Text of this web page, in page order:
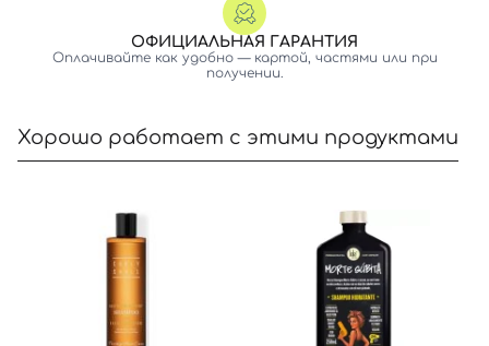
ОФИЦИАЛЬНАЯ ГАРАНТИЯ
Оплачивайте как удобно — картой, частями или при
получении.
Хорошо работает с этими продуктами